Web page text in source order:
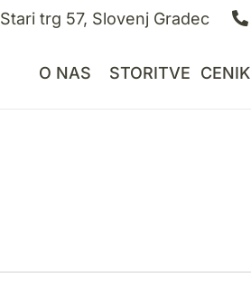
Stari trg 57, Slovenj Gradec
O NAS STORITVE CENIK